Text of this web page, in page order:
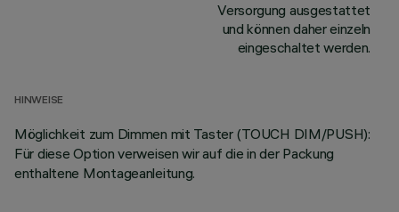
Versorgung ausgestattet
und können daher einzeln
eingeschaltet werden.
HINWEISE
Möglichkeit zum Dimmen mit Taster (TOUCH DIM/PUSH):
Für diese Option verweisen wir auf die in der Packung
enthaltene Montageanleitung.